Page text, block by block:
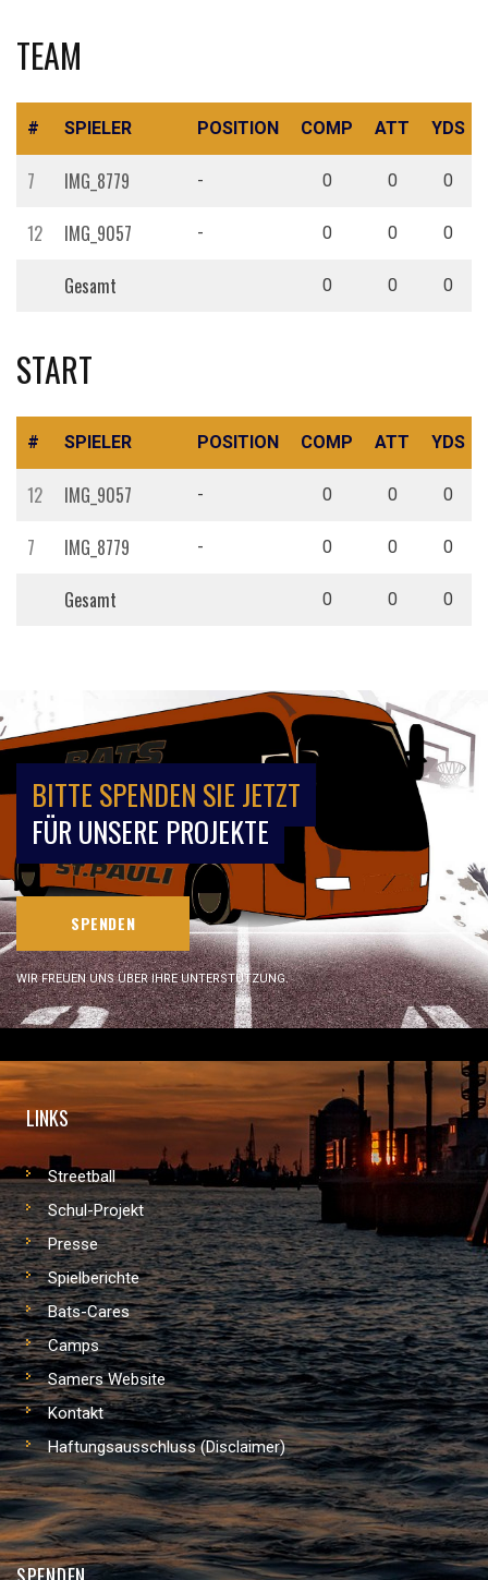
TEAM
# SPIELER POSITION COMP ATT YDS
7 IMG_8779 - 0 0 0
12 IMG_9057 - 0 0 0
Gesamt 0 0 0
START
# SPIELER POSITION COMP ATT YDS
12 IMG_9057 - 0 0 0
7 IMG_8779 - 0 0 0
Gesamt 0 0 0
BITTE SPENDEN SIE JETZT
FÜR UNSERE PROJEKTE
SPENDEN
WIR FREUEN UNS ÜBER IHRE UNTERSTÜTZUNG.
LINKS
Streetball
Schul-Projekt
Presse
Spielberichte
Bats-Cares
Camps
Samers Website
Kontakt
Haftungsausschluss (Disclaimer)